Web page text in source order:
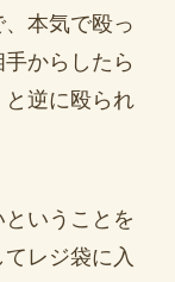
本気で殴っ
からしたら
と逆に殴られ
いうことを
レジ袋に入